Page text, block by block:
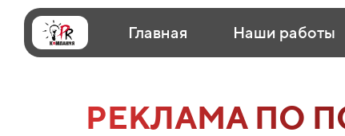
Главная Наши работы
РЕКЛАМА ПО